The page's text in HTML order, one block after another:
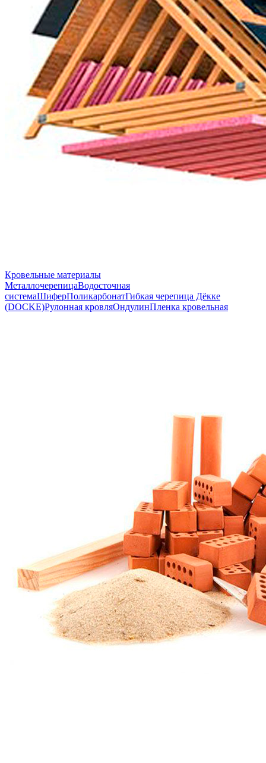
Кровельные материалы
МеталлочерепицаВодосточная
системаШиферПоликарбонатГибкая черепица Дёкке
(DOCKE)Рулонная кровляОндулинПленка кровельная